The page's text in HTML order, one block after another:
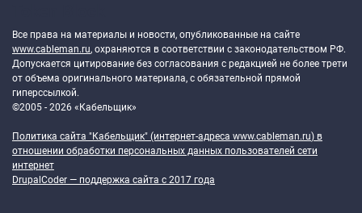
Все права на материалы и новости, опубликованные на сайте
www.cableman.ru, охраняются в соответствии с законодательством РФ.
Допускается цитирование без согласования с редакцией не более трети
от объема оригинального материала, с обязательной прямой
гиперссылкой.
©2005 - 2026 «Кабельщик»
Политика сайта "Кабельщик" (интернет-адреса www.cableman.ru) в
отношении обработки персональных данных пользователей сети
интернет
DrupalCoder — поддержка сайта c 2017 года